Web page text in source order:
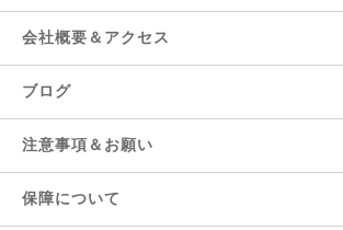
会社概要＆アクセス
ブログ
注意事項＆お願い
保障について